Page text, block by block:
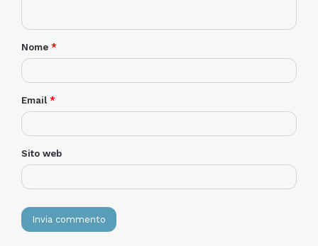
riaffermare il ruolo di Allegrini come partner
strategico delle strutture ricettive: perché solo
costruire l’ospitalità del futuro.
Nome *
Email *
Sito web